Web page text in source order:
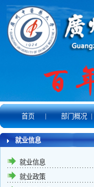
首页 | 部门概况 |
就业信息
就业信息
就业政策